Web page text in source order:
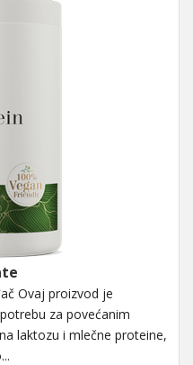
Ovaj proizvod je
za povećanim
laktozu i mlečne proteine,